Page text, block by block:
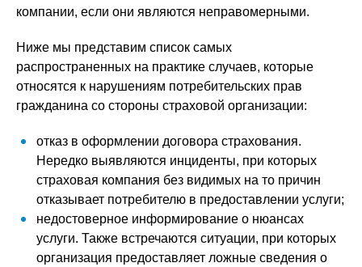
компании, если они являются неправомерными.
Ниже мы представим список самых
распространенных на практике случаев, которые
относятся к нарушениям потребительских прав
гражданина со стороны страховой организации:
отказ в оформлении договора страхования.
Нередко выявляются инциденты, при которых
страховая компания без видимых на то причин
отказывает потребителю в предоставлении услуги;
недостоверное информирование о нюансах
услуги. Также встречаются ситуации, при которых
организация предоставляет ложные сведения о